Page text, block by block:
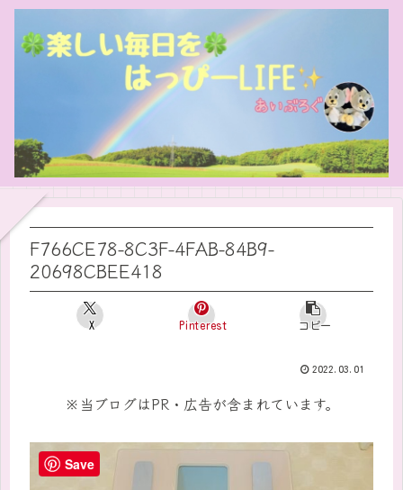
F766CE78-8C3F-4FAB-84B9-
20698CBEE418
X Pinterest コピー
2022.03.01
※当ブログはPR・広告が含まれています。
Save